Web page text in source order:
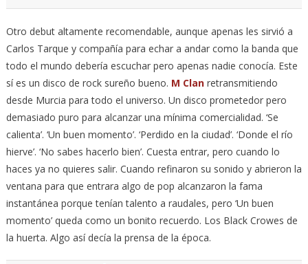
Otro debut altamente recomendable, aunque apenas les sirvió a
Carlos Tarque y compañía para echar a andar como la banda que
todo el mundo debería escuchar pero apenas nadie conocía. Este
sí es un disco de rock sureño bueno. M Clanretransmitiendo
desde Murcia para todo el universo. Un disco prometedor pero
demasiado puro para alcanzar una mínima comercialidad. ‘Se
calienta’. ‘Un buen momento’. ‘Perdido en la ciudad’. ‘Donde el río
hierve’. ‘No sabes hacerlo bien’. Cuesta entrar, pero cuando lo
haces ya no quieres salir. Cuando refinaron su sonido y abrieron la
ventana para que entrara algo de pop alcanzaron la fama
instantánea porque tenían talento a raudales, pero ‘Un buen
momento’ queda como un bonito recuerdo. Los Black Crowes de
la huerta. Algo así decía la prensa de la época.